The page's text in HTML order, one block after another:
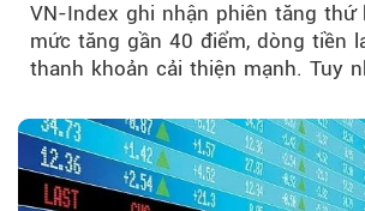
VN-Index ghi nhận phiên tăng thứ
mức tăng gần 40 điểm, dòng tiền
thanh khoản cải thiện mạnh. Tuy